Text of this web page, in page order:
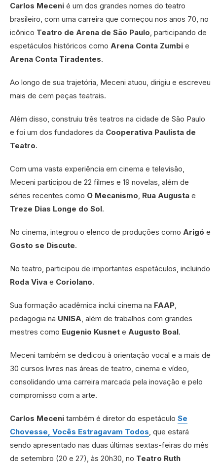
Carlos Meceni é um dos grandes nomes do teatro
brasileiro, com uma carreira que começou nos anos 70, no
icônico Teatro de Arena de São Paulo , participando de
espetáculos históricos como Arena Conta Zumbi e
Arena Conta Tiradentes.
Ao longo de sua trajetória, Meceni atuou, dirigiu e escreveu
mais de cem peças teatrais.
Além disso, construiu três teatros na cidade de São Paulo
e foi um dos fundadores da Cooperativa Paulista de
Teatro.
Com uma vasta experiência em cinema e televisão,
Meceni participou de 22 filmes e 19 novelas, além de
séries recentes como O Mecanismo Rua Augusta e
Treze Dias Longe do Sol.
No cinema, integrou o elenco de produções como Arigó e
Gosto se Discute.
No teatro, participou de importantes espetáculos, incluindo
Roda Viva e Coriolano.
Sua formação acadêmica inclui cinema na FAAP
pedagogia na UNISA , além de trabalhos com grandes
mestres como Eugenio Kusnet e Augusto Boal.
Meceni também se dedicou à orientação vocal e a mais de
30 cursos livres nas áreas de teatro, cinema e vídeo,
consolidando uma carreira marcada pela inovação e pelo
compromisso com a arte.
Carlos Meceni também é diretor do espetáculo Se
Chovesse, Vocês Estragavam Todos , que estará
sendo apresentado nas duas últimas sextas-feiras do mês
de setembro (20 e 27), às 20h30, no Teatro Ruth